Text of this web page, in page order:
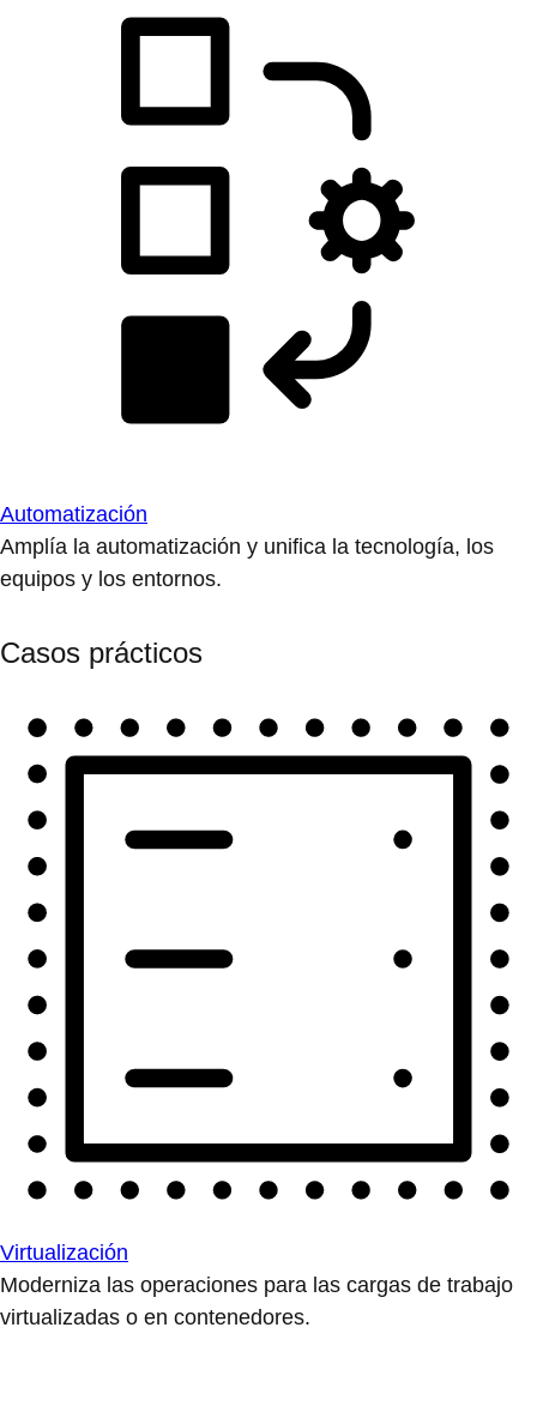
Automatización
Amplía la automatización y unifica la tecnología, los
equipos y los entornos.
Casos prácticos
Virtualización
Moderniza las operaciones para las cargas de trabajo
virtualizadas o en contenedores.